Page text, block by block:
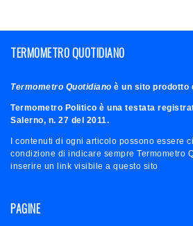
TERMOMETRO QUOTIDIANO
Termometro Quotidiano è un sito prodotto
Termometro Politico è una testata
Salerno, n. 27 del 2011.
I contenuti di ogni articolo possono essere
condizione di indicare sempre Termometro
inserire un link visibile a questo sito
PAGINE